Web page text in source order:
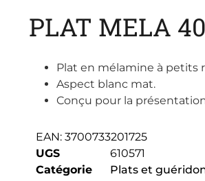
PLAT MELA
Plat en mélamine à petits
Aspect blanc mat.
Conçu pour la
EAN: 3700733201725
UGS
610571
Catégorie
Plats et